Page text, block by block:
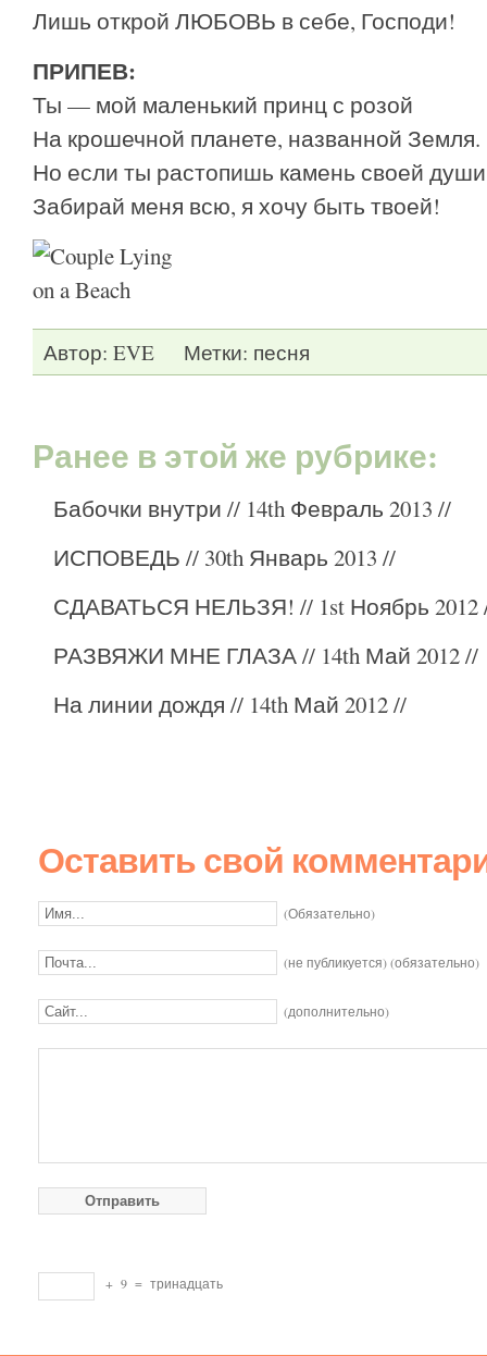
Лишь открой ЛЮБОВЬ в себе, Господи!
ПРИПЕВ:
Ты — мой маленький принц с розой
На крошечной планете, названной Земля.
Но если ты растопишь камень своей
Забирай меня всю, я хочу быть твоей!
Автор: EVE Метки: песня
Ранее в этой же рубрике:
Бабочки внутри // 14th Февраль 2013 //
ИСПОВЕДЬ // 30th Январь 2013 //
СДАВАТЬСЯ НЕЛЬЗЯ! // 1st Ноябрь 2012
РАЗВЯЖИ МНЕ ГЛАЗА// 14th Май 2012 //
На линии дождя // 14th Май 2012 //
Оставить свой
(Обязательно)
(не публикуется) (обязательно)
(дополнительно)
+ 9 = тринадцать